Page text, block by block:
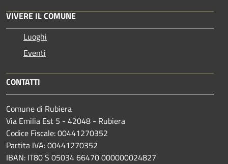
VIVERE IL COMUNE
Luoghi
Eventi
CONTATTI
Comune di Rubiera
Via Emilia Est 5 - 42048 - Rubiera
Codice Fiscale: 00441270352
Partita IVA: 00441270352
IBAN: IT80 S 05034 66470 000000024827